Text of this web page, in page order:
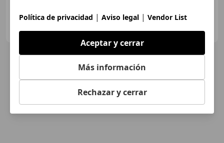
AUTOHERO VALENCIA
ES-46014 Valencia
Política de privacidad | Aviso legal | Vendor List
Aceptar y cerrar
Más información
Rechazar y cerrar